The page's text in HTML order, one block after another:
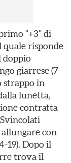
“+3” di
risponde
doppio
giarrese (7-
strappo in
lunetta,
contratta
con
19). Dopo il
trova il